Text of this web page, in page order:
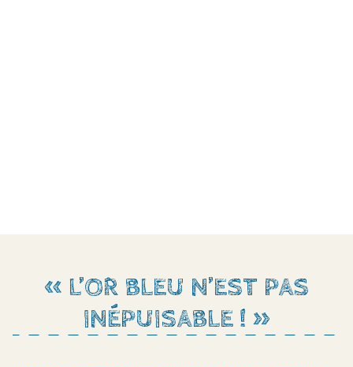
« L’OR BLEU N’EST PAS
INÉPUISABLE ! »